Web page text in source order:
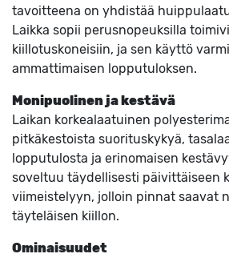
tavoitteena on yhdistää
Laikka sopii perusnopeuksilla
kiillotuskoneisiin, ja sen käyttö
ammattimaisen lopputuloksen.
Monipuolinen ja kestävä
Laikan korkealaatuinen
pitkäkestoista suorituskykyä,
lopputulosta ja erinomaisen
soveltuu täydellisesti päivittäiseen
viimeistelyyn, jolloin pinnat saavat
täyteläisen kiillon.
Ominaisuudet